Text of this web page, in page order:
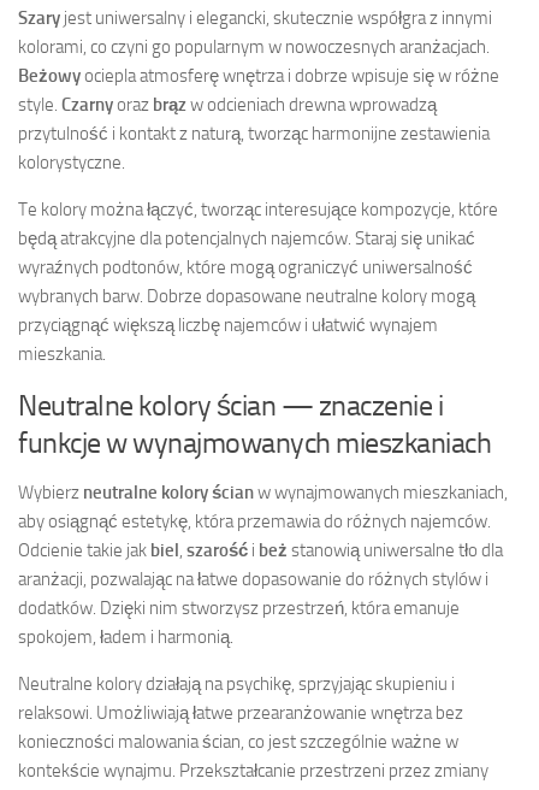
Szary jest uniwersalny i elegancki, skutecznie współgra z innymi
kolorami, co czyni go popularnym w nowoczesnych aranżacjach.
Beżowyociepla atmosferę wnętrza i dobrze wpisuje się w różne
style. Czarnyoraz brązw odcieniach drewna wprowadzą
przytulność i kontakt z naturą, tworząc harmonijne zestawienia
kolorystyczne.
Te kolory można łączyć, tworząc interesujące kompozycje, które
będą atrakcyjne dla potencjalnych najemców. Staraj się unikać
wyraźnych podtonów, które mogą ograniczyć uniwersalność
wybranych barw. Dobrze dopasowane neutralne kolory mogą
przyciągnąć większą liczbę najemców i ułatwić wynajem
mieszkania.
Neutralne kolory ścian — znaczenie i
funkcje w wynajmowanych mieszkaniach
Wybierz neutralne kolory ścianw wynajmowanych mieszkaniach,
aby osiągnąć estetykę, która przemawia do różnych najemców.
Odcienie takie jak biel szarość i beż stanowią uniwersalne tło dla
aranżacji, pozwalając na łatwe dopasowanie do różnych stylów i
dodatków. Dzięki nim stworzysz przestrzeń, która emanuje
spokojem, ładem i harmonią.
Neutralne kolory działają na psychikę, sprzyjając skupieniu i
relaksowi. Umożliwiają łatwe przearanżowanie wnętrza bez
konieczności malowania ścian, co jest szczególnie ważne w
kontekście wynajmu. Przekształcanie przestrzeni przez zmiany